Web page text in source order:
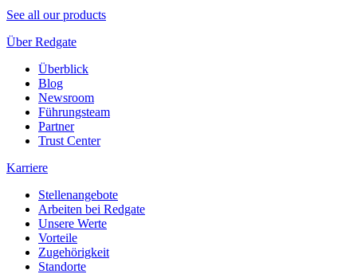
See all our products
Über Redgate
Überblick
Blog
Newsroom
Führungsteam
Partner
Trust Center
Karriere
Stellenangebote
Arbeiten bei Redgate
Unsere Werte
Vorteile
Zugehörigkeit
Standorte